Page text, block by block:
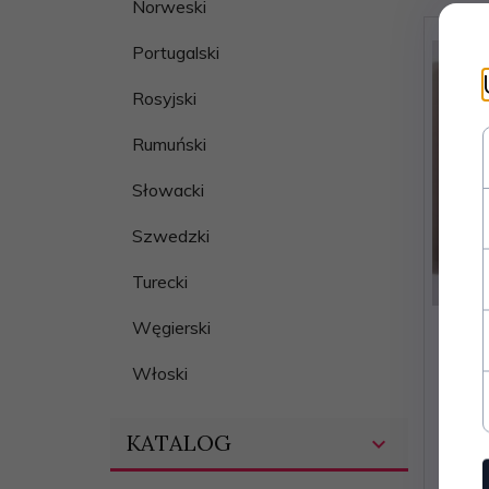
Norweski
Portugalski
Rosyjski
Rumuński
Słowacki
Szwedzki
Turecki
Węgierski
Włoski
KATALOG